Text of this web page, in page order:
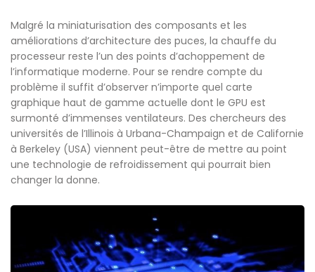
Malgré la miniaturisation des composants et les
améliorations d’architecture des puces, la chauffe du
processeur reste l’un des points d’achoppement de
l’informatique moderne. Pour se rendre compte du
problème il suffit d’observer n’importe quel carte
graphique haut de gamme actuelle dont le GPU est
surmonté d’immenses ventilateurs. Des chercheurs des
universités de l’Illinois à Urbana-Champaign et de Californie
à Berkeley (USA) viennent peut-être de mettre au point
une technologie de refroidissement qui pourrait bien
changer la donne.